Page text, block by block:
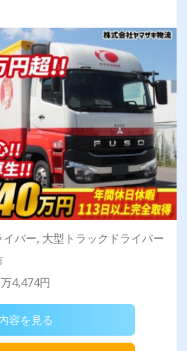
バー, 大型トラックドライバー
4,474円
容を見る